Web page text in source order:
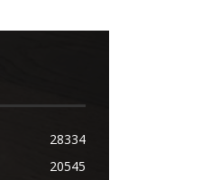
28334
20545